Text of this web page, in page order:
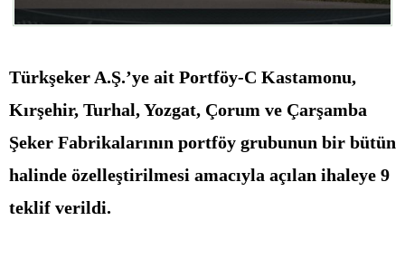
Türkşeker A.Ş.’ye ait Portföy-C Kastamonu,
Kırşehir, Turhal, Yozgat, Çorum ve Çarşamba
Şeker Fabrikalarının portföy grubunun bir bütün
halinde özelleştirilmesi amacıyla açılan ihaleye 9
teklif verildi.